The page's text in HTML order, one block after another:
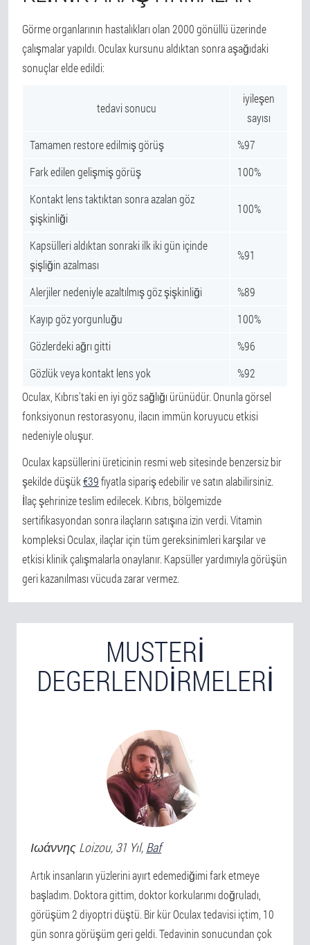
Görme organlarının hastalıkları olan 2000 gönüllü üzerinde
çalışmalar yapıldı. Oculax kursunu aldıktan sonra aşağıdaki
sonuçlar elde edildi:
tedavi sonucu
iyileşen
sayısı
Tamamen restore edilmiş görüş
%97
Fark edilen gelişmiş görüş
100%
Kontakt lens taktıktan sonra azalan göz
şişkinliği
100%
Kapsülleri aldıktan sonraki ilk iki gün içinde
şişliğin azalması
%91
Alerjiler nedeniyle azaltılmış göz şişkinliği
%89
Kayıp göz yorgunluğu
100%
Gözlerdeki ağrı gitti
%96
Gözlük veya kontakt lens yok
%92
Oculax, Kıbrıs'taki en iyi göz sağlığı ürünüdür. Onunla görsel
fonksiyonun restorasyonu, ilacın immün koruyucu etkisi
nedeniyle oluşur.
Oculax kapsüllerini üreticinin resmi web sitesinde benzersiz bir
şekilde düşük€39fiyatla sipariş edebilir ve satın alabilirsiniz.
İlaç şehrinize teslim edilecek. Kıbrıs, bölgemizde
sertifikasyondan sonra ilaçların satışına izin verdi. Vitamin
kompleksi Oculax, ilaçlar için tüm gereksinimleri karşılar ve
etkisi klinik çalışmalarla onaylanır. Kapsüller yardımıyla görüşün
geri kazanılması vücuda zarar vermez.
MUSTERI
DEGERLENDIRMELERI
Ιωάννης Loizou, 31 Yıl, Baf
Artık insanların yüzlerini ayırt edemediğimi fark etmeye
başladım. Doktora gittim, doktor korkularımı doğruladı,
görüşüm 2 diyoptri düştü. Bir kür Oculax tedavisi içtim, 10
gün sonra görüşüm geri geldi. Tedavinin sonucundan çok